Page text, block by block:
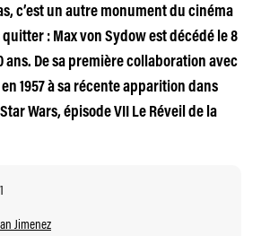
c’est un autre monument du cinéma
: Max von Sydow est décédé le 8
ans. De sa première collaboration avec
1957 à sa récente apparition dans
Wars, épisode VII Le Réveil de la
Jimenez